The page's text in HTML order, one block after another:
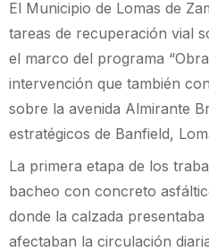
El Municipio de Lomas de
tareas de recuperación vial
el marco del programa
intervención que también
sobre la avenida Almirante
estratégicos de Banfield,
La primera etapa de los
bacheo con concreto
donde la calzada
afectaban la circulación